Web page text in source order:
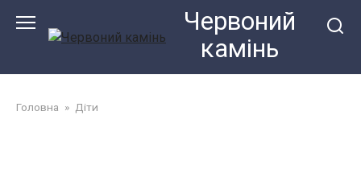
Червоний
камiнь
Головна » Діти